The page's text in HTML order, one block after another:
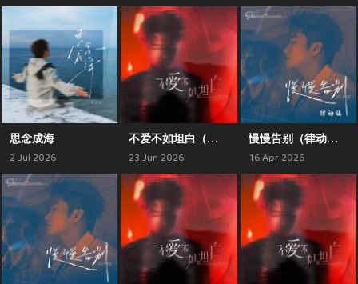
思念成海
2 Jul 2026
不爱不如坦白（氛围版）
23 Jun 2026
慢慢告别（律动版）
16 Apr 2026